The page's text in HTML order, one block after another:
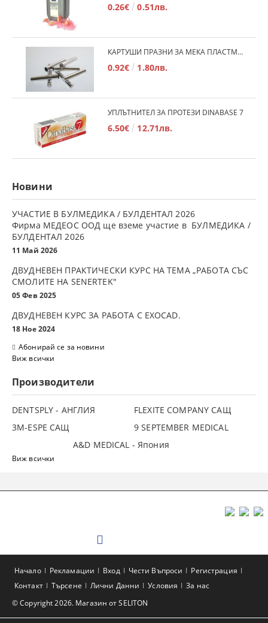
0.26€ 0.51лв.
КАРТУШИ ПРАЗНИ ЗА МЕКА ПЛАСТМАСА
0.92€ 1.80лв.
УПЛЪТНИТЕЛ ЗА ПРОТЕЗИ DINABASE 7
6.50€ 12.71лв.
Новини
УЧАСТИЕ В БУЛМЕДИКА / БУЛДЕНТАЛ 2026
Фирма МЕДЕОС ООД ще вземе участие в БУЛМЕДИКА /
БУЛДЕНТАЛ 2026
11 Май 2026
ДВУДНЕВЕН ПРАКТИЧЕСКИ КУРС НА ТЕМА „РАБОТА СЪС
СМОЛИТЕ НА SENERTEK"
05 Фев 2025
ДВУДНЕВЕН КУРС ЗА РАБОТА С ЕXOCAD.
18 Ное 2024
Абонирай се за новини
Виж всички
Производители
DENTSPLY - АНГЛИЯ
FLEXITE COMPANY САЩ
3М-ESPE САЩ
9 SEPTEMBER MEDICAL
A&D MEDICAL - Япония
Виж всички
© Copyright 2026. Магазин от SELITON
Начало Рекламации Вход Чести Въпроси
Регистрация
Контакт
Търсене Лични Данни Условия За нас